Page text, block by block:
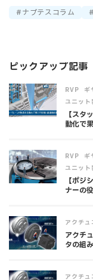
ナブテスコラム
ピックアップ記事
【スタ
動化で
RVP ギ
ユニット
【ポジ
ナーの
RVP ギ
ユニット
アクチ
タの組
アクチュ
アクチュ